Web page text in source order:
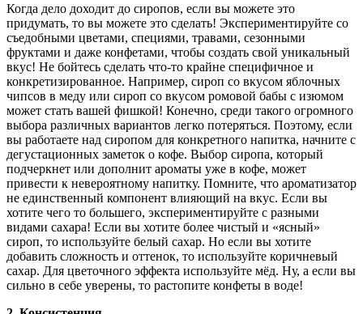
Когда дело доходит до сиропов, если вы можете это
придумать, то вы можете это сделать! Экспериментируйте со
съедобными цветами, специями, травами, сезонными
фруктами и даже конфетами, чтобы создать свой уникальный
вкус! Не бойтесь сделать что-то крайне специфичное и
конкретизированное. Например, сироп со вкусом яблочных
чипсов в меду или сироп со вкусом ромовой бабы с изюмом
может стать вашей фишкой! Конечно, среди такого огромного
выбора различных вариантов легко потеряться. Поэтому, если
вы работаете над сиропом для конкретного напитка, начните с
дегустационных заметок о кофе. Выбор сиропа, который
подчеркнет или дополнит ароматы уже в кофе, может
привести к невероятному напитку. Помните, что ароматизатор
не единственный компонент влияющий на вкус. Если вы
хотите чего то большего, экспериментируйте с разными
видами сахара! Если вы хотите более чистый и «ясный»
сироп, то используйте белый сахар. Но если вы хотите
добавить сложность и оттенок, то используйте коричневый
сахар. Для цветочного эффекта используйте мёд. Ну, а если вы
сильно в себе уверены, то растопите конфеты в воде!